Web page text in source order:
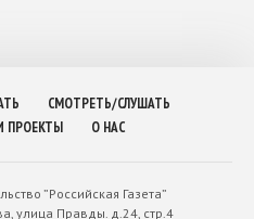
СМОТРЕТЬ/СЛУШАТЬ
ПРОЕКТЫ О НАС
”Российская Газета”
улица Правды. д.24, стр.4